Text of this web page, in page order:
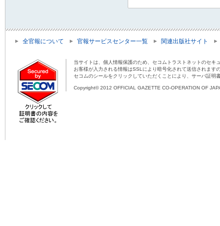
全官報について 官報サービスセンター一覧 関連出版社サイト
当サイトは、個人情報保護のため、セコムトラストネットのセキ
お客様が入力される情報はSSLにより暗号化されて送信されま
セコムのシールをクリックしていただくことにより、サーバ証明
Copyright© 2012 OFFICIAL GAZETTE CO-OPERATION OF